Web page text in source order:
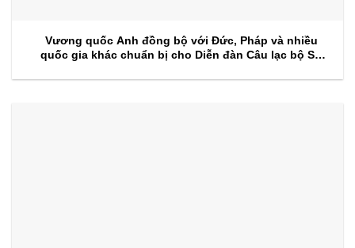
Vương quốc Anh đồng bộ với Đức, Pháp và nhiều
quốc gia khác chuẩn bị cho Diễn đàn Câu lạc bộ Sự